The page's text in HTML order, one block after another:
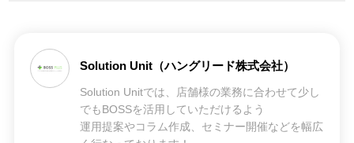
Solution Unit（ハングリード株式会社）
Solution Unitでは、店舗様の業務に合わせて少し
でもBOSSを活用していただけるよう
運用提案やコラム作成、セミナー開催などを幅広